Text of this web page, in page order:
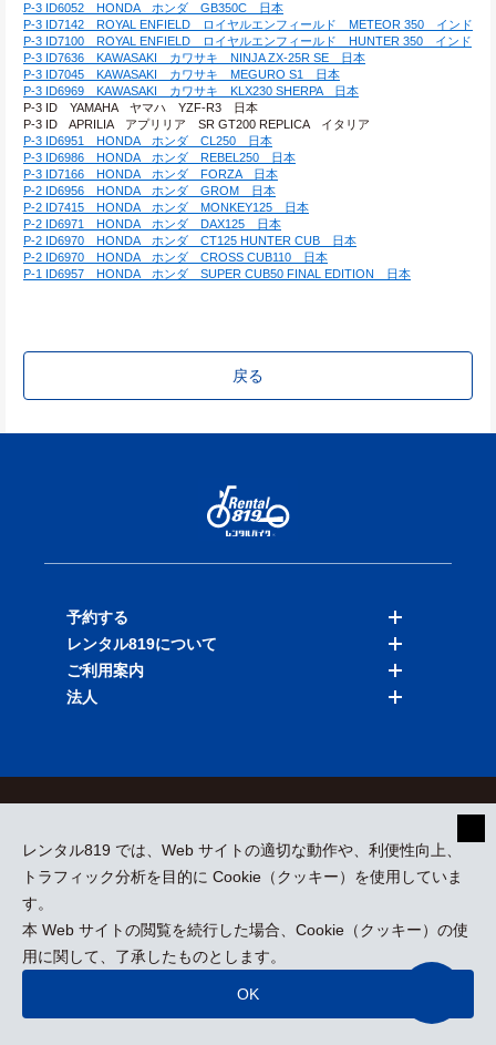
P-3 ID6052　HONDA　ホンダ　GB350C　日本
P-3 ID7142　ROYAL ENFIELD　ロイヤルエンフィールド　METEOR 350　インド
P-3 ID7100　ROYAL ENFIELD　ロイヤルエンフィールド　HUNTER 350　インド
P-3 ID7636　KAWASAKI　カワサキ　NINJA ZX-25R SE　日本
P-3 ID7045　KAWASAKI　カワサキ　MEGURO S1　日本
P-3 ID6969　KAWASAKI　カワサキ　KLX230 SHERPA　日本
P-3 ID　YAMAHA　ヤマハ　YZF-R3　日本
P-3 ID　APRILIA　アプリリア　SR GT200 REPLICA　イタリア
P-3 ID6951　HONDA　ホンダ　CL250　日本
P-3 ID6986　HONDA　ホンダ　REBEL250　日本
P-3 ID7166　HONDA　ホンダ　FORZA　日本
P-2 ID6956　HONDA　ホンダ　GROM　日本
P-2 ID7415　HONDA　ホンダ　MONKEY125　日本
P-2 ID6971　HONDA　ホンダ　DAX125　日本
P-2 ID6970　HONDA　ホンダ　CT125 HUNTER CUB　日本
P-2 ID6970　HONDA　ホンダ　CROSS CUB110　日本
P-1 ID6957　HONDA　ホンダ　SUPER CUB50 FINAL EDITION　日本
戻る
レンタル819 では、Web サイトの適切な動作や、利便性向上、
トラフィック分析を目的に Cookie（クッキー）を使用していま
す。
本 Web サイトの閲覧を続行した場合、Cookie（クッキー）の使
用に関して、了承したものとします。
OK
予約する
バイクを探す
店舗を探す
レンタル819について
料金表
ご利用案内
法人
採用情報
プレスリリース
kizuki Rental Service © All Rights Reserved.